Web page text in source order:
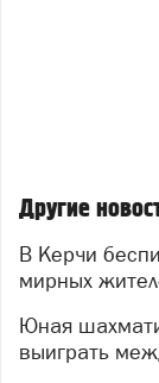
Другие
В Керчи беспилотник рухнул на пятиэтажку: двое
мирных
Юная шахматистка из Вологды помогла России
выиграть